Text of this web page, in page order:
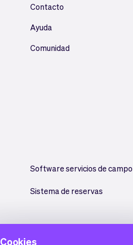
Contacto
Ayuda
Comunidad
Software servicios de campo
Sistema de reservas
Cookies